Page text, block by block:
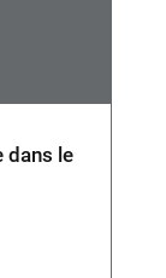
dans le